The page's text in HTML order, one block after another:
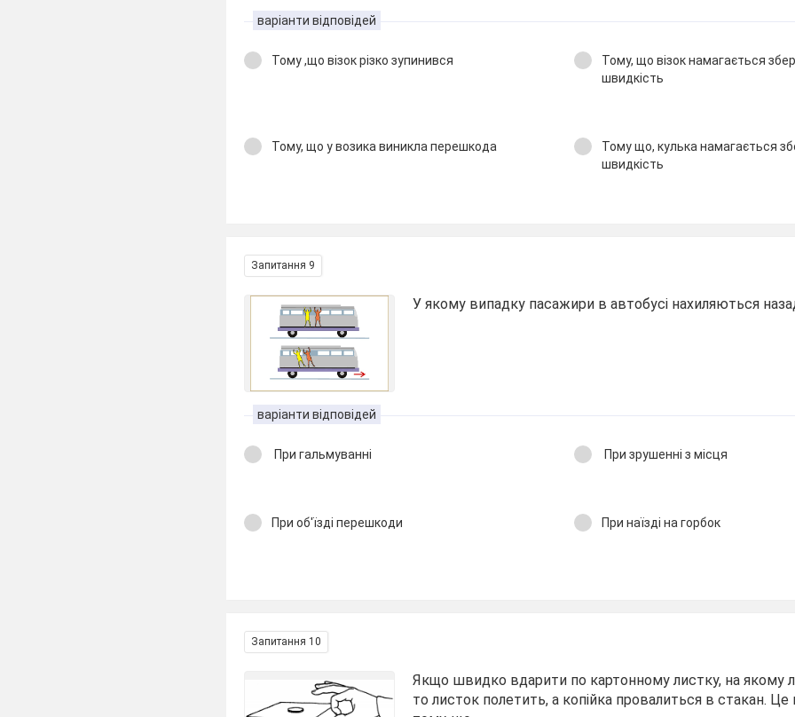
варіанти відповідей
Тому ,що візок різко зупинився
Тому, що візок намагається
швидкість
Тому, що у возика виникла перешкода
Тому що, кулька намагається
швидкість
Запитання 9
У якому випадку пасажири в автобусі нахиляються
варіанти відповідей
При гальмуванні При зрушенні з місця
При об'їзді перешкоди При наїзді на горбок
Запитання 10
Якщо швидко вдарити по картонному листку, на якому
то листок полетить, а копійка провалиться в стакан. Це